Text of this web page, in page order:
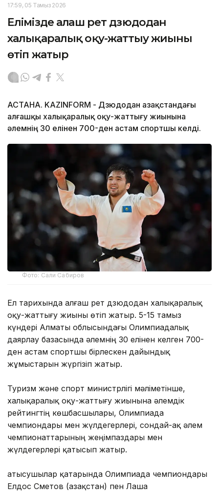
17:59, 05 Тамыз 2026
Елімізде алғаш рет дзюдодан
халықаралық оқу-жаттығу жиыны
өтіп жатыр
АСТАНА. KAZINFORM - Дзюдодан Қазақстандағы
алғашқы халықаралық оқу-жаттығу жиынына
әлемнің 30 елінен 700-ден астам спортшы келді.
Фото: Сали Сабиров
Ел тарихында алғаш рет дзюдодан халықаралық
оқу-жаттығу жиыны өтіп жатыр. 5-15 тамыз
күндері Алматы облысындағы Олимпиадалық
даярлау базасында әлемнің 30 елінен келген 700-
ден астам спортшы бірлескен дайындық
жұмыстарын жүргізіп жатыр.
Туризм және спорт министрлігі мәліметінше,
халықаралық оқу-жаттығу жиынына әлемдік
рейтингтің көшбасшылары, Олимпиада
чемпиондары мен жүлдегерлері, сондай-ақ әлем
чемпионаттарының жеңімпаздары мен
жүлдегерлері қатысып жатыр.
Қатысушылар қатарында Олимпиада чемпиондары
Елдос Сметов (Қазақстан) пен Лаша